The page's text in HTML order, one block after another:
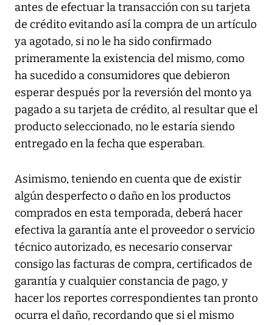
antes de efectuar la transacción con su tarjeta
de crédito evitando así la compra de un artículo
ya agotado, si no le ha sido confirmado
primeramente la existencia del mismo, como
ha sucedido a consumidores que debieron
esperar después por la reversión del monto ya
pagado a su tarjeta de crédito, al resultar que el
producto seleccionado, no le estaría siendo
entregado en la fecha que esperaban.
Asimismo, teniendo en cuenta que de existir
algún desperfecto o daño en los productos
comprados en esta temporada, deberá hacer
efectiva la garantía ante el proveedor o servicio
técnico autorizado, es necesario conservar
consigo las facturas de compra, certificados de
garantía y cualquier constancia de pago, y
hacer los reportes correspondientes tan pronto
ocurra el daño, recordando que si el mismo